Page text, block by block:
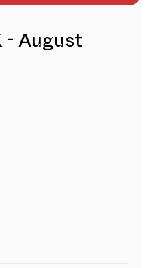
- August